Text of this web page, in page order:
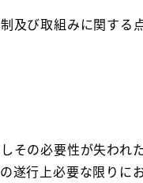
及び取組みに関する
その必要性が失わ
遂行上必要な限りに